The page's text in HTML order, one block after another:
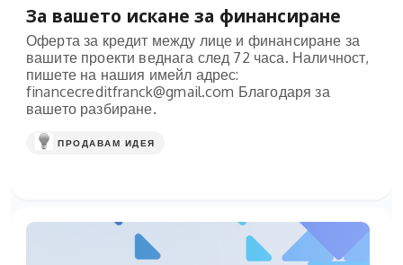
За вашето искане за финансиране
Оферта за кредит между лице и финансиране за
вашите проекти веднага след 72 часа. Наличност,
пишете на нашия имейл адрес:
financecreditfranck@gmail.com Благодаря за
вашето разбиране.
ПРОДАВАМ ИДЕЯ